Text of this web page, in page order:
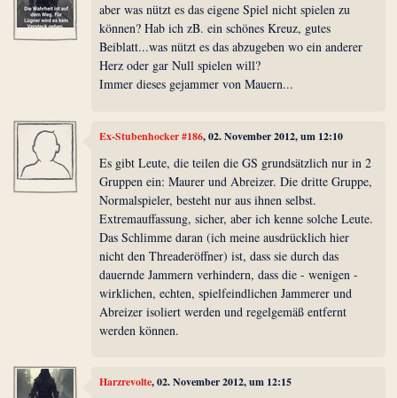
aber was nützt es das eigene Spiel nicht spielen zu
können? Hab ich zB. ein schönes Kreuz, gutes
Beiblatt...was nützt es das abzugeben wo ein anderer
Herz oder gar Null spielen will?
Immer dieses gejammer von Mauern...
Ex-Stubenhocker #186, 02. November 2012, um 12:10
Es gibt Leute, die teilen die GS grundsätzlich nur in 2
Gruppen ein: Maurer und Abreizer. Die dritte Gruppe,
Normalspieler, besteht nur aus ihnen selbst.
Extremauffassung, sicher, aber ich kenne solche Leute.
Das Schlimme daran (ich meine ausdrücklich hier
nicht den Threaderöffner) ist, dass sie durch das
dauernde Jammern verhindern, dass die - wenigen -
wirklichen, echten, spielfeindlichen Jammerer und
Abreizer isoliert werden und regelgemäß entfernt
werden können.
Harzrevolte, 02. November 2012, um 12:15